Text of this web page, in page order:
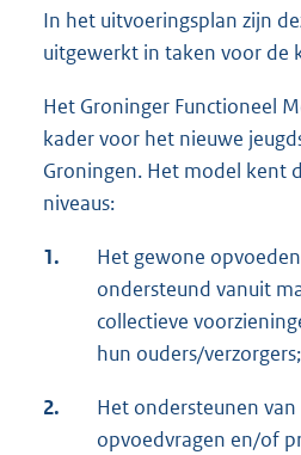
In het uitvoeringsplan zijn
uitgewerkt in taken voor de
Het Groninger Functioneel
kader voor het nieuwe
Groningen. Het model kent
niveaus:
1.
Het gewone
ondersteund vanuit
collectieve
hun ouders/verzorgers;
2.
Het ondersteunen
opvoedvragen en/of